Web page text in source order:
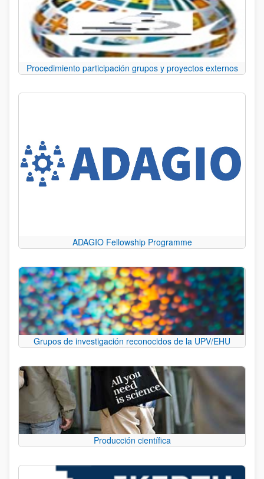
Procedimiento participación grupos y proyectos externos
ADAGIO Fellowship Programme
Grupos de investigación reconocidos de la UPV/EHU
Producción científica